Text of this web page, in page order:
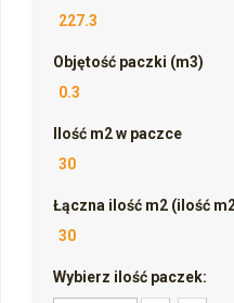
227.3
Objętość paczki (m3)
0.3
Ilość m2 w paczce
30
Łączna ilość m2 (ilość
30
Wybierz ilość paczek: